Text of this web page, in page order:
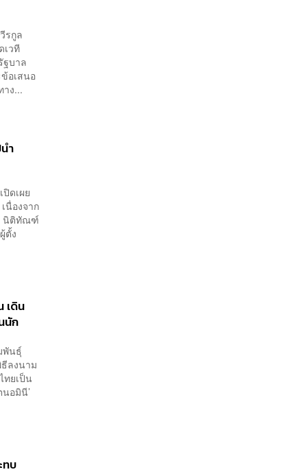
รกูล
เวที
ฐบาล
อเสนอ
ง...
ำ
ดเผย
นื่องจาก
นิติทัณฑ์
ตั้ง
เดิน
นัก
พันธุ์
ลงนาม
ทยเป็น
อมินี’
ทบ